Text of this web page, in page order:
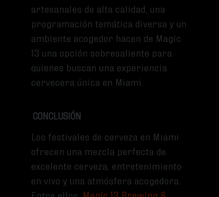
artesanales de alta calidad, una
programación temática diversa y un
ambiente acogedor hacen de Magic
13 una opción sobresaliente para
quienes buscan una experiencia
cervecera única en Miami.
CONCLUSIÓN
Los festivales de cerveza en Miami
ofrecen una mezcla perfecta de
excelente cerveza, entretenimiento
en vivo y una atmósfera acogedora.
Entre ellos, Magic 13 Brewing &